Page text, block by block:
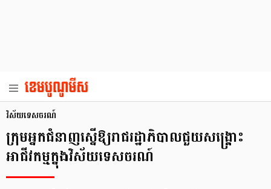
វិស័យទេសចរណ៍
ក្រុមអ្នកជំនាញស្នើឱ្យរាជរដ្ឋាភិបាលជួយសង្គ្រោះ
អាជីវកម្មក្នុងវិស័យទេសចរណ៍